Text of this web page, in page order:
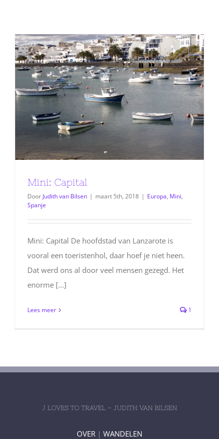
Mini: Capital
Door Judith van Bilsen | maart 5th, 2018 | Europa, Mini,
Spanje
Mini: Capital De hoofdstad van Lanzarote is
vooral een toeristenhol, daar hoef je niet heen.
Dat werd ons al door veel mensen gezegd. Het
enorme [...]
Lees meer 1
J LOVES TO TRAVEL – JUDITH VAN BILSEN
OVER | WANDELEN